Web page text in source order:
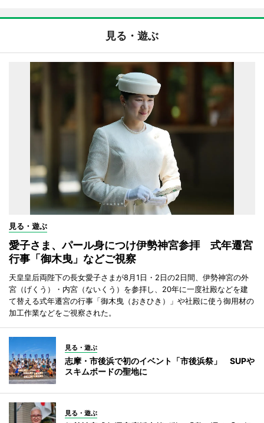
見る・遊ぶ
見る・遊ぶ
愛子さま、パール身につけ伊勢神宮参拝 式年遷宮
行事「御木曳」などご視察
天皇皇后両陛下の長女愛子さまが8月1日・2日の2日間、伊勢神宮の外
宮（げくう）・内宮（ないくう）を参拝し、20年に一度社殿などを建
て替える式年遷宮の行事「御木曳（おきひき）」や社殿に使う御用材の
加工作業などをご視察された。
見る・遊ぶ
志摩・市後浜で初のイベント「市後浜祭」 SUPや
スキムボードの聖地に
見る・遊ぶ